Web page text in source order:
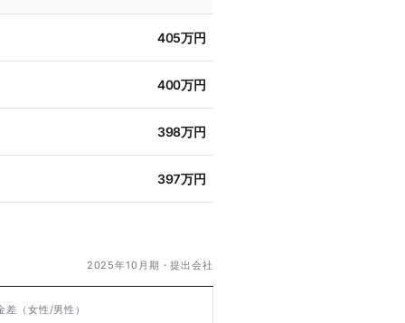
405万円
400万円
398万円
397万円
2025年10月期・提出会社
差 （女性/男性）